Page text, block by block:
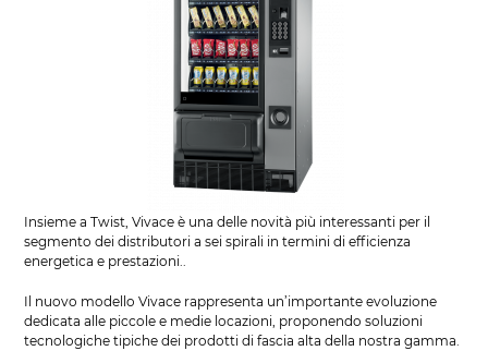
Insieme a Twist, Vivace è una delle novità più interessanti per il
segmento dei distributori a sei spirali in termini di efficienza
energetica e prestazioni..
Il nuovo modello Vivace rappresenta un’importante evoluzione
dedicata alle piccole e medie locazioni, proponendo soluzioni
tecnologiche tipiche dei prodotti di fascia alta della nostra gamma.